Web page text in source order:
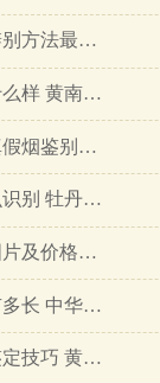
黄鹤楼硬奇景真假的辨别方法最简单版…
黄南京香烟20元一包什么样 黄南京香烟真假鉴别…
最新白沙细支和天下真假烟鉴别指南…
牡丹蓝中支烟真假怎么识别 牡丹蓝中支烟真假鉴别带图…
中华蛇年贺岁版香烟图片及价格大全…
中华香烟保质期一般有多长 中华香烟保质期在哪里看的…
黄鹤楼平安久久真伪鉴定技巧 黄鹤楼平安久久二维码在哪里…